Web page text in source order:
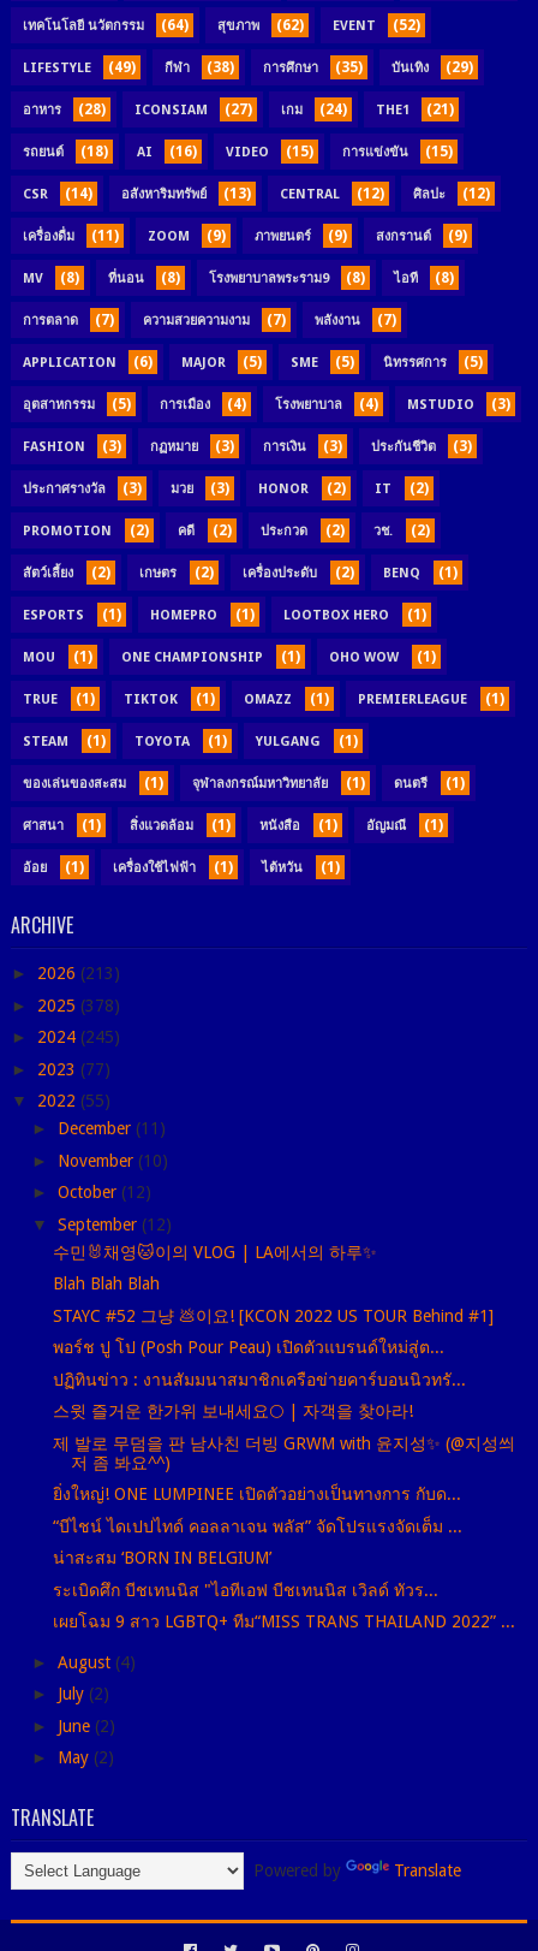
เทคโนโลยี นวัตกรรม (64) สุขภาพ (62) EVENT (52)
LIFESTYLE (49) กีฬา (38) การศึกษา (35) บันเทิง (29)
อาหาร (28) ICONSIAM (27) เกม (24) THE1 (21)
รถยนต์ (18) AI (16) VIDEO (15) การแข่งขัน (15)
CSR (14) อสังหาริมทรัพย์ (13) CENTRAL (12) ศิลปะ (12)
เครื่องดื่ม (11) ZOOM (9) ภาพยนตร์ (9) สงกรานต์ (9)
MV (8) ที่นอน (8) โรงพยาบาลพระราม9 (8) ไอที (8)
การตลาด (7) ความสวยความงาม (7) พลังงาน (7)
APPLICATION (6) MAJOR (5) SME (5) นิทรรศการ (5)
อุตสาหกรรม (5) การเมือง (4) โรงพยาบาล (4) MSTUDIO (3)
FASHION (3) กฏหมาย (3) การเงิน (3) ประกันชีวิต (3)
ประกาศรางวัล (3) มวย (3) HONOR (2) IT (2)
PROMOTION (2) คดี (2) ประกวด (2) วช. (2)
สัตว์เลี้ยง (2) เกษตร (2) เครื่องประดับ (2) BENQ (1)
ESPORTS (1) HOMEPRO (1) LOOTBOX HERO (1)
MOU (1) ONE CHAMPIONSHIP (1) OHO WOW (1)
TRUE (1) TIKTOK (1) OMAZZ (1) PREMIERLEAGUE (1)
STEAM (1) TOYOTA (1) YULGANG (1)
ของเล่นของสะสม (1) จุฬาลงกรณ์มหาวิทยาลัย (1) ดนตรี (1)
ศาสนา (1) สิ่งแวดล้อม (1) หนังสือ (1) อัญมณี (1)
อ้อย (1) เครื่องใช้ไฟฟ้า (1) ไต้หวัน (1)
ARCHIVE
► 2026 (213)
► 2025 (378)
► 2024 (245)
► 2023 (77)
▼ 2022 (55)
► December (11)
► November (10)
► October (12)
▼ September (12)
수민🐰채영🐱이의 VLOG | LA에서의 하루✨
Blah Blah Blah
STAYC #52 그냥 💩이요! [KCON 2022 US TOUR Behind #1]
พอร์ช ปู โป (Posh Pour Peau) เปิดตัวแบรนด์ใหม่สู่ต...
ปฏิทินข่าว : งานสัมมนาสมาชิกเครือข่ายคาร์บอนนิวทรั...
스윗 즐거운 한가위 보내세요🌕 | 자객을 찾아라!
제 발로 무덤을 판 남사친 더빙 GRWM with 윤지성✨ (@지성씌
저 좀 봐요^^)
ยิ่งใหญ่! ONE LUMPINEE เปิดตัวอย่างเป็นทางการ กับด...
“บีไชน์ ไดเปปไทด์ คอลลาเจน พลัส” จัดโปรแรงจัดเต็ม ...
น่าสะสม ‘BORN IN BELGIUM’
ระเบิดศึก บีชเทนนิส "ไอทีเอฟ บีชเทนนิส เวิลด์ ทัวร...
เผยโฉม 9 สาว LGBTQ+ ทีม“MISS TRANS THAILAND 2022” ...
► August (4)
► July (2)
► June (2)
► May (2)
TRANSLATE
Powered by Translate